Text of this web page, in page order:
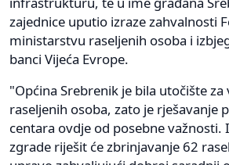
zajednice uputio izraze zahvalnosti
ministarstvu raseljenih osoba i
banci Vijeća Evrope.
"Općina Srebrenik je bila utočište za
raseljenih osoba, zato je rješavanje
centara ovdje od posebne važnosti.
zgrade riješit će zbrinjavanje 62